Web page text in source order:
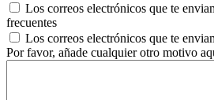
Los correos electrónicos que te
frecuentes
Los correos electrónicos que te
Por favor, añade cualquier otro motivo